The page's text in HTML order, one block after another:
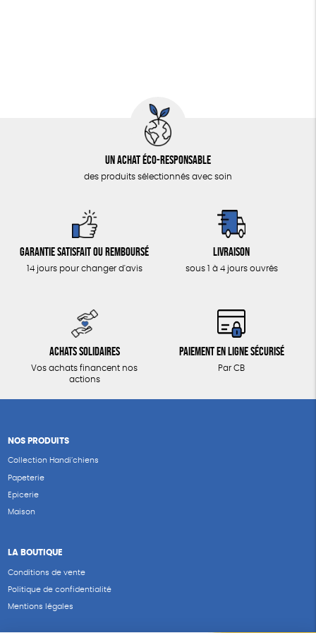
Un achat éco-responsable
des produits sélectionnés avec soin
Garantie satisfait ou remboursé
14 jours pour changer d'avis
Livraison
sous 1 à 4 jours ouvrés
Achats solidaires
Vos achats financent nos
actions
Paiement en ligne sécurisé
Par CB
NOS PRODUITS
Collection Handi’chiens
Papeterie
Epicerie
Maison
LA BOUTIQUE
Conditions de vente
Politique de confidentialité
Mentions légales